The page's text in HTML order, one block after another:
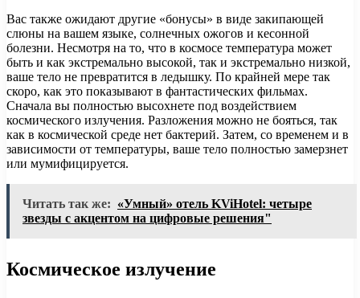
Вас также ожидают другие «бонусы» в виде закипающей
слюны на вашем языке, солнечных ожогов и кесонной
болезни. Несмотря на то, что в космосе температура может
быть и как экстремально высокой, так и экстремально низкой,
ваше тело не превратится в ледышку. По крайней мере так
скоро, как это показывают в фантастических фильмах.
Сначала вы полностью высохнете под воздействием
космического излучения. Разложения можно не бояться, так
как в космической среде нет бактерий. Затем, со временем и в
зависимости от температуры, ваше тело полностью замерзнет
или мумифицируется.
Читать так же: «Умный» отель KViHotel: четыре
звезды с акцентом на цифровые решения"
Космическое излучение